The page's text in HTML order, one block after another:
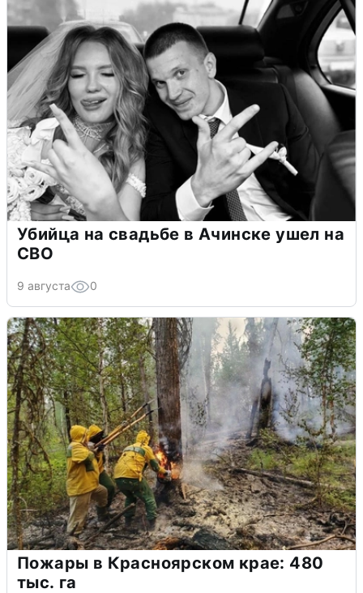
Убийца на свадьбе в Ачинске ушел на
СВО
9 августа 0
Пожары в Красноярском крае: 480
тыс. га